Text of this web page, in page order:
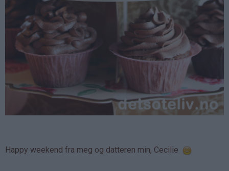
Happy weekend fra meg og datteren min, Cecilie